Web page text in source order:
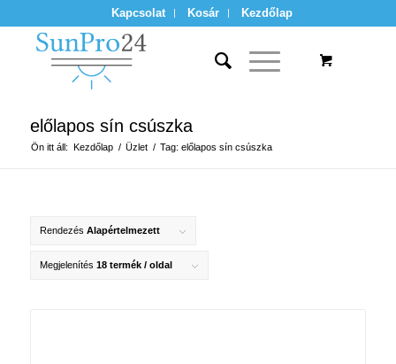
Kapcsolat Kosár Kezdőlap
előlapos sín csúszka
Ön itt áll: Kezdőlap / Üzlet / Tag: előlapos sín csúszka
Rendezés Alapértelmezett
Megjelenítés 18 termék / oldal